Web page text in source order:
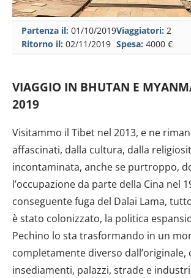
Partenza il: 01/10/2019
Ritorno il: 02/11/2019
Viaggiatori: 2
Spesa: 4000 €
VIAGGIO IN BHUTAN E
2019
Visitammo il Tibet nel 2013, e ne
affascinati, dalla cultura, dalla
incontaminata, anche se purtroppo,
l’occupazione da parte della Cina nel
conseguente fuga del Dalai Lama,
è stato colonizzato, la politica
Pechino lo sta trasformando in un
completamente diverso dall’originale,
insediamenti, palazzi, strade e